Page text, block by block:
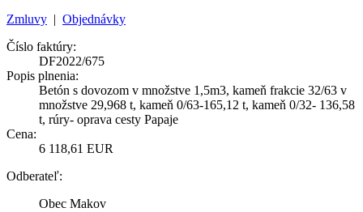
Zmluvy | Objednávky
Číslo faktúry:
DF2022/675
Popis plnenia:
Betón s dovozom v množstve 1,5m3, kameň frakcie 32/63 v
množstve 29,968 t, kameň 0/63-165,12 t, kameň 0/32- 136,58
t, rúry- oprava cesty Papaje
Cena:
6 118,61 EUR
Odberateľ:
Obec Makov